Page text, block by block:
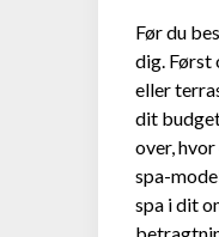
Før du
dig. Først
eller
dit
over,
spa-
spa i dit